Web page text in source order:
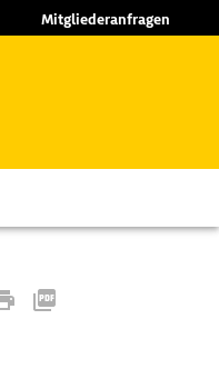
Mitgliederanfragen